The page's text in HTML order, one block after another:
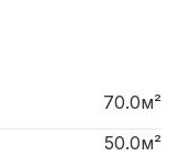
70.0м²
50.0м²